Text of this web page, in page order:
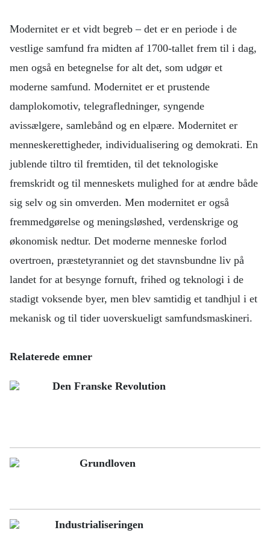
Modernitet er et vidt begreb – det er en periode i de
vestlige samfund fra midten af 1700-tallet frem til i dag,
men også en betegnelse for alt det, som udgør et
moderne samfund. Modernitet er et prustende
damplokomotiv, telegrafledninger, syngende
avissælgere, samlebånd og en elpære. Modernitet er
menneskerettigheder, individualisering og demokrati. En
jublende tiltro til fremtiden, til det teknologiske
fremskridt og til menneskets mulighed for at ændre både
sig selv og sin omverden. Men modernitet er også
fremmedgørelse og meningsløshed, verdenskrige og
økonomisk nedtur. Det moderne menneske forlod
overtroen, præstetyranniet og det stavnsbundne liv på
landet for at besynge fornuft, frihed og teknologi i de
stadigt voksende byer, men blev samtidig et tandhjul i et
mekanisk og til tider uoverskueligt samfundsmaskineri.
Relaterede emner
Den Franske Revolution
Grundloven
Industrialiseringen